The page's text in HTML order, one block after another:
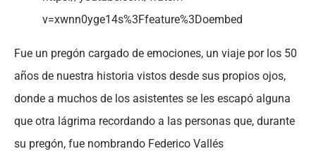
v=xwnn0yge14s%3Ffeature%3Doembed
Fue un pregón cargado de emociones, un viaje por los 50
años de nuestra historia vistos desde sus propios ojos,
donde a muchos de los asistentes se les escapó alguna
que otra lágrima recordando a las personas que, durante
su pregón, fue nombrando Federico Vallés